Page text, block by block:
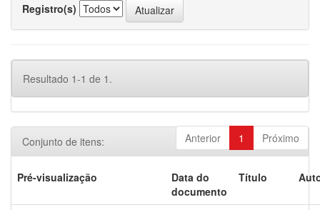
Registro(s)
Resultado 1-1 de 1.
Anterior 1 Próximo
Conjunto de itens:
Pré-visualização
Data do
documento
Título